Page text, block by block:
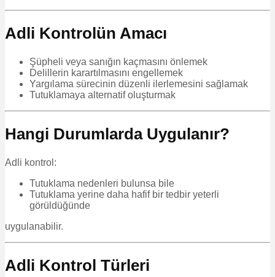
Adli Kontrolün Amacı
Şüpheli veya sanığın kaçmasını önlemek
Delillerin karartılmasını engellemek
Yargılama sürecinin düzenli ilerlemesini sağlamak
Tutuklamaya alternatif oluşturmak
Hangi Durumlarda Uygulanır?
Adli kontrol:
Tutuklama nedenleri bulunsa bile
Tutuklama yerine daha hafif bir tedbir yeterli
görüldüğünde
uygulanabilir.
Adli Kontrol Türleri